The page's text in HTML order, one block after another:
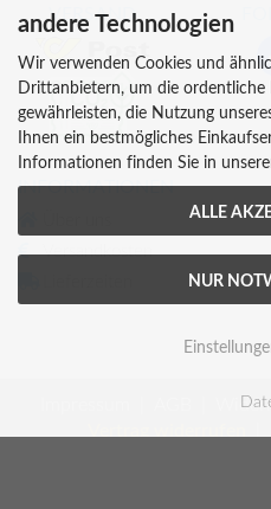
VERSAND
INFORMATIONEN
Versandkosten
andere Technologien
Wir verwenden Cookies und
Drittanbietern, um die ordentliche
gewährleisten, die Nutzung
Ihnen ein bestmögliches
Informationen finden Sie in
ALLE
NUR